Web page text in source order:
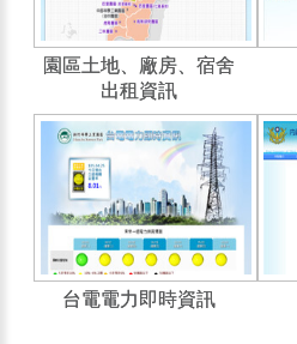
園區土地、廠房、宿舍
出租資訊
台電電力即時資訊